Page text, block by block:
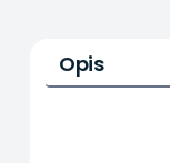
Opis